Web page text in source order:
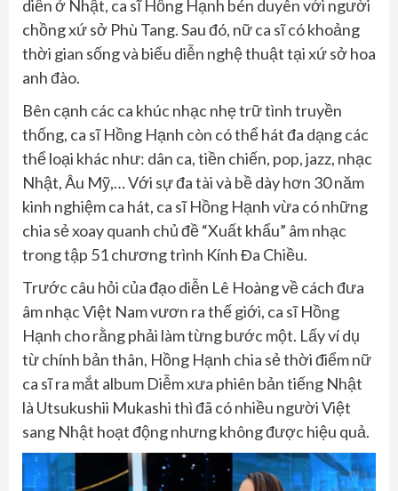
diễn ở Nhật, ca sĩ Hồng Hạnh bén duyên với người
chồng xứ sở Phù Tang. Sau đó, nữ ca sĩ có khoảng
thời gian sống và biểu diễn nghệ thuật tại xứ sở hoa
anh đào.
Bên cạnh các ca khúc nhạc nhẹ trữ tình truyền
thống, ca sĩ Hồng Hạnh còn có thể hát đa dạng các
thể loại khác như: dân ca, tiền chiến, pop, jazz, nhạc
Nhật, Âu Mỹ,… Với sự đa tài và bề dày hơn 30 năm
kinh nghiệm ca hát, ca sĩ Hồng Hạnh vừa có những
chia sẻ xoay quanh chủ đề “Xuất khẩu” âm nhạc
trong tập 51 chương trình Kính Đa Chiều.
Trước câu hỏi của đạo diễn Lê Hoàng về cách đưa
âm nhạc Việt Nam vươn ra thế giới, ca sĩ Hồng
Hạnh cho rằng phải làm từng bước một. Lấy ví dụ
từ chính bản thân, Hồng Hạnh chia sẻ thời điểm nữ
ca sĩ ra mắt album Diễm xưa phiên bản tiếng Nhật
là Utsukushii Mukashi thì đã có nhiều người Việt
sang Nhật hoạt động nhưng không được hiệu quả.